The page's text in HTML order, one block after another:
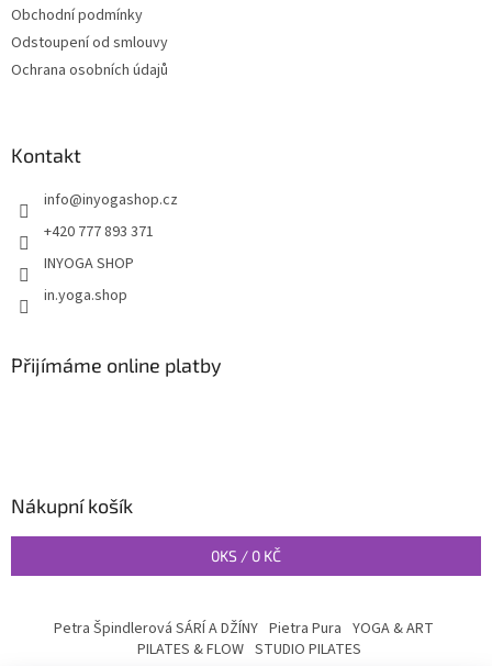
Obchodní podmínky
Odstoupení od smlouvy
Ochrana osobních údajů
Kontakt
info@inyogashop.cz
+420 777 893 371
INYOGA SHOP
in.yoga.shop
Přijímáme online platby
Nákupní košík
0KS / 0 KČ
Petra Špindlerová SÁRÍ A DŽÍNY Pietra Pura YOGA & ART
PILATES & FLOW STUDIO PILATES